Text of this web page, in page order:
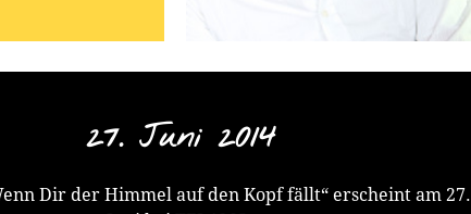
27. Juni 2014
Dir der Himmel auf den Kopf fällt“ erscheint am 27.